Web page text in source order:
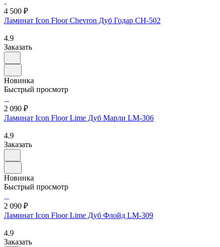
4 500 ₽
Ламинат Icon Floor Chevron Дуб Годар CH-502
4.9
Заказать
Новинка
Быстрый просмотр
2 090 ₽
Ламинат Icon Floor Lime Дуб Марли LM-306
4.9
Заказать
Новинка
Быстрый просмотр
2 090 ₽
Ламинат Icon Floor Lime Дуб Флойд LM-309
4.9
Заказать